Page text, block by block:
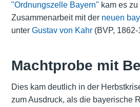
"Ordnungszelle Bayern" kam es
Zusammenarbeit mit der neuen
unter Gustav von Kahr(BVP, 1862-
Machtprobe mit
Dies kam deutlich in der
zum Ausdruck, als die bayerische